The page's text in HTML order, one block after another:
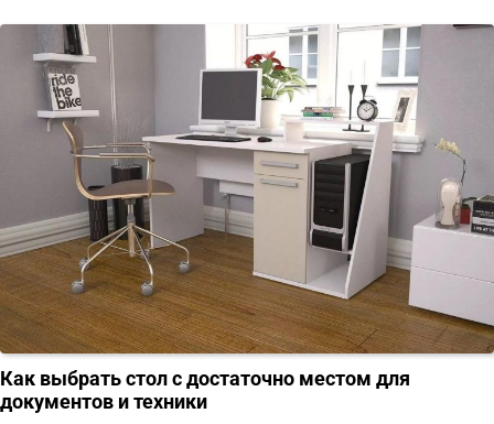
Как выбрать стол с достаточно местом для
документов и техники